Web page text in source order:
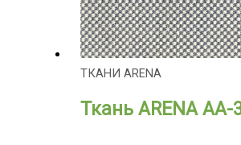
ТКАНИ ARENA
Ткань ARENA АА-